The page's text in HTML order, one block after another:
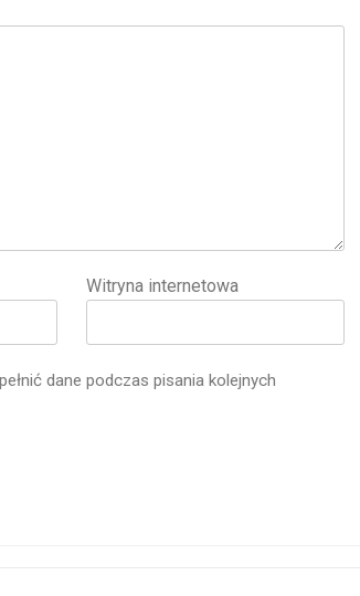
Witryna internetowa
dane podczas pisania kolejnych